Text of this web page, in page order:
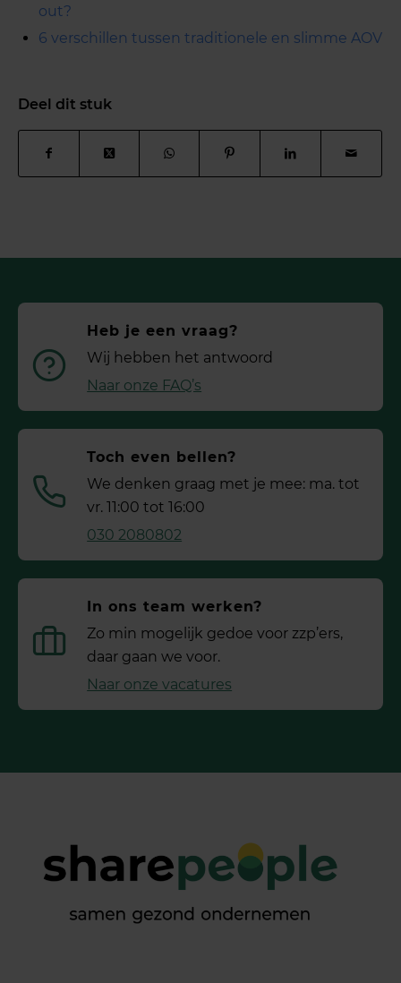
out?
6 verschillen tussen traditionele en slimme AOV
Deel dit stuk
Heb je een vraag?
Wij hebben het antwoord
Naar onze FAQ’s
Toch even bellen?
We denken graag met je mee: ma. tot
vr. 11:00 tot 16:00
030 2080802
In ons team werken?
Zo min mogelijk gedoe voor ­zzp’ers,
daar gaan we voor.
Naar onze vacatures